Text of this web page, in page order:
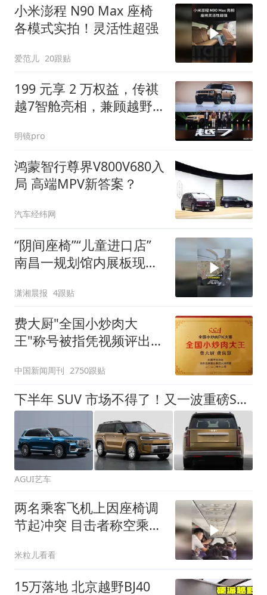
小米澎程 N90 Max 座椅
各模式实拍！灵活性超强
爱范儿 20跟贴
199 元享 2 万权益，传祺
越7智舱亮相，兼顾越野
明镜pro
鸿蒙智行尊界V800V680入
局 高端MPV新答案？
汽车经纬网
“阴间座椅”“儿童进口店”
南昌一规划馆内展板现异
已撤掉
潇湘晨报 4跟贴
费大厨"全国小炒肉大
王"称号被指凭视频评出
中国新闻周刊 2750跟贴
下半年 SUV 市场不得了！又一波重磅SUV申报，哪些车值得期待？
AGUI艺车
两名乘客飞机上因座椅调
节起冲突 目击者称空乘人
米粒儿看看
15万落地 北京越野BJ40